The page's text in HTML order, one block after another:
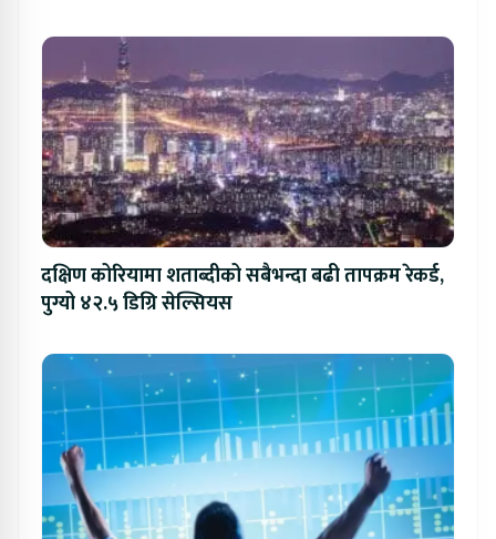
दक्षिण कोरियामा शताब्दीको सबैभन्दा बढी तापक्रम रेकर्ड,
पुग्यो ४२.५ डिग्रि सेल्सियस